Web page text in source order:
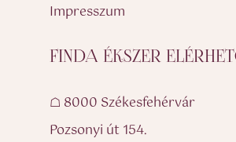
Impresszum
FINDA ÉKSZER
☖ 8000 Székesfehérvár
Pozsonyi út 154.